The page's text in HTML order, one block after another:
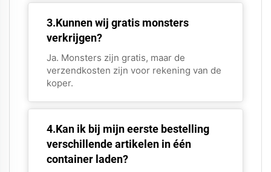
3.Kunnen wij gratis monsters
verkrijgen?
Ja. Monsters zijn gratis, maar de
verzendkosten zijn voor rekening van de
koper.
4.Kan ik bij mijn eerste bestelling
verschillende artikelen in één
container laden?